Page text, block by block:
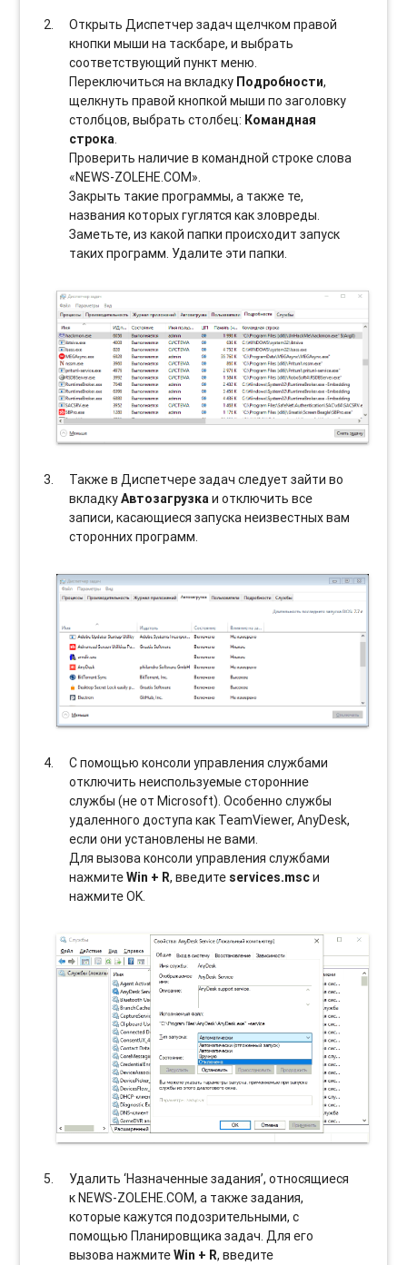
Открыть Диспетчер задач щелчком правой
кнопки мыши на таскбаре, и выбрать
соотвeтствующий пункт меню.
Переключиться на вкладку Подробности,
щелкнуть правой кнопкой мыши по заголовку
столбцов, выбрать столбец: Командная
строка.
Проверить наличие в командной строке слова
«NEWS-ZOLEHE.COM».
Закрыть такие программы, а также те,
названия которых гуглятся как зловреды.
Заметьте, из какой папки происходит запуск
таких программ. Удалите эти папки.
Также в Диспетчере задач следует зайти во
вкладкуАвтозагрузкаи отключить все
записи, касающиеся запуска неизвестных вам
сторонних программ.
С помощью консоли управления службами
отключить неиспользуемые сторонние
службы (не от Microsoft). Особенно службы
удаленного доступа как TeamViewer, AnyDesk,
если они установлены не вами.
Для вызова консоли управления службами
нажмитеWin + R, введите services.mscи
нажмите OK.
Удалить ‘Назначенные задания’, относящиеся
к NEWS-ZOLEHE.COM, а также задания,
которые кажутся подозрительными, с
помощью Планировщика задач. Для его
вызова нажмитеWin + R, введите